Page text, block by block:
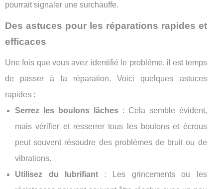
pourrait signaler une surchauffe.
Des astuces pour les réparations rapides et
efficaces
Une fois que vous avez identifié le problème, il est temps
de passer à la réparation. Voici quelques astuces
rapides :
Serrez les boulons lâches: Cela semble évident,
mais vérifier et resserrer tous les boulons et écrous
peut souvent résoudre des problèmes de bruit ou de
vibrations.
Utilisez du lubrifiant : Les grincements ou les